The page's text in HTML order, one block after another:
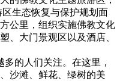
生态恢复与保护规划面
公里，组织实施佛教文化
、大门景观区以及酒店、
的人们关注。在这里，
沙滩、鲜花、绿树的美